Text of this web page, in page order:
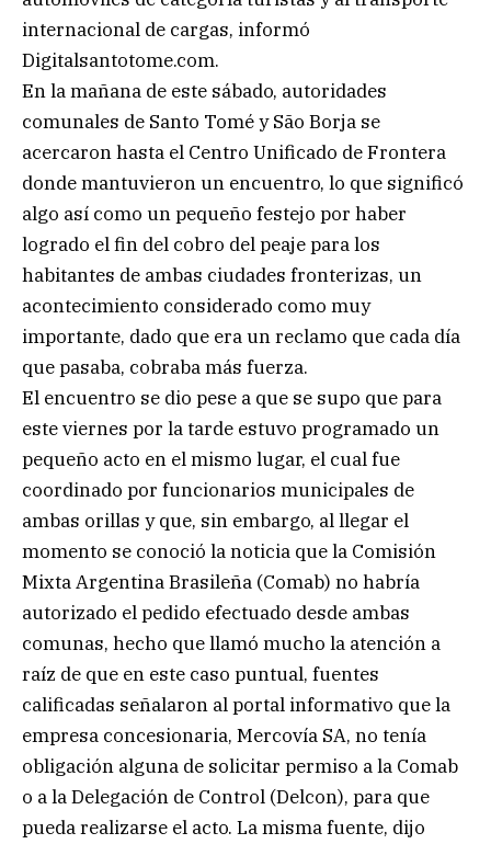
internacional de cargas, informó
Digitalsantotome.com.
En la mañana de este sábado, autoridades
comunales de Santo Tomé y São Borja se
acercaron hasta el Centro Unificado de Frontera
donde mantuvieron un encuentro, lo que significó
algo así como un pequeño festejo por haber
logrado el fin del cobro del peaje para los
habitantes de ambas ciudades fronterizas, un
acontecimiento considerado como muy
importante, dado que era un reclamo que cada día
que pasaba, cobraba más fuerza.
El encuentro se dio pese a que se supo que para
este viernes por la tarde estuvo programado un
pequeño acto en el mismo lugar, el cual fue
coordinado por funcionarios municipales de
ambas orillas y que, sin embargo, al llegar el
momento se conoció la noticia que la Comisión
Mixta Argentina Brasileña (Comab) no habría
autorizado el pedido efectuado desde ambas
comunas, hecho que llamó mucho la atención a
raíz de que en este caso puntual, fuentes
calificadas señalaron al portal informativo que la
empresa concesionaria, Mercovía SA, no tenía
obligación alguna de solicitar permiso a la Comab
o a la Delegación de Control (Delcon), para que
pueda realizarse el acto. La misma fuente, dijo